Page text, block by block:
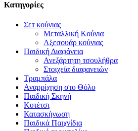
Κατηγορίες
Σετ κούνιας
Μεταλλική Κούνια
Αξεσουάρ κούνιας
Παιδική Διαφάνεια
Ανεξάρτητη τσουλήθρα
Στοιχεία διαφανειών
Τραμπάλα
Αναρρίχηση στο Θόλο
Παιδική Σκηνή
Κοτέτσι
Κατασκήνωση
Παιδικά Παιχνίδια